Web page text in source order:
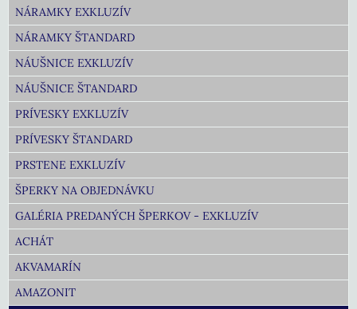
NÁRAMKY EXKLUZÍV
NÁRAMKY ŠTANDARD
NÁUŠNICE EXKLUZÍV
NÁUŠNICE ŠTANDARD
PRÍVESKY EXKLUZÍV
PRÍVESKY ŠTANDARD
PRSTENE EXKLUZÍV
ŠPERKY NA OBJEDNÁVKU
GALÉRIA PREDANÝCH ŠPERKOV - EXKLUZÍV
ACHÁT
AKVAMARÍN
AMAZONIT